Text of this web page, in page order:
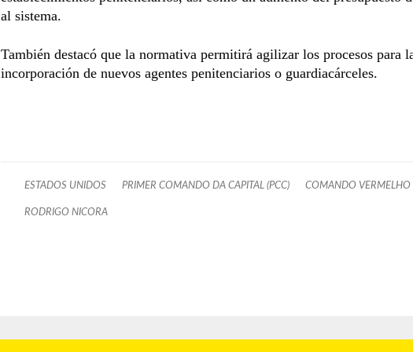
al sistema.
También destacó que la normativa permitirá agilizar los procesos para
incorporación de nuevos agentes penitenciarios o guardiacárceles.
ESTADOS UNIDOS PRIMER COMANDO DA CAPITAL (PCC) COMANDO VERMELHO
RODRIGO NICORA